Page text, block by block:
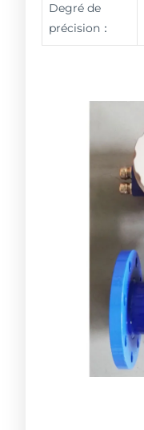
Degré de
précision：